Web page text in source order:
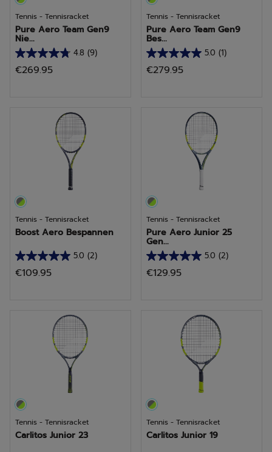
Tennis - Tennisracket
Pure Aero Team Gen9
Nie...
4.8 (9)
4.8
van
beoordelingen
€269.95
Tennis - Tennisracket
Pure Aero Team Gen9
Bes...
5.0 (1)
5.0
van
beoordeling
€279.95
Tennis - Tennisracket
Boost Aero Bespannen
5.0 (2)
5.0
van
beoordelingen
€109.95
Tennis - Tennisracket
Pure Aero Junior 25
Gen...
5.0 (2)
5.0
van
beoordelingen
€129.95
Tennis - Tennisracket
Carlitos Junior 23
Tennis - Tennisracket
Carlitos Junior 19